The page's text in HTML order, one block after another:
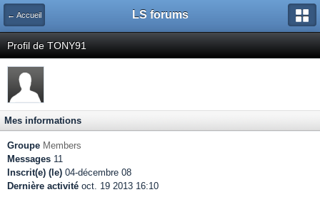
← Accueil LS forums
Profil de TONY91
Mes informations
Groupe Members
Messages 11
Inscrit(e) (le) 04-décembre 08
Dernière activité oct. 19 2013 16:10